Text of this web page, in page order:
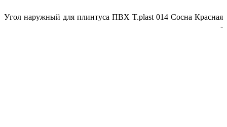
Угол наружный для плинтуса ПВХ T.рlast 014 Сосна Красная
-